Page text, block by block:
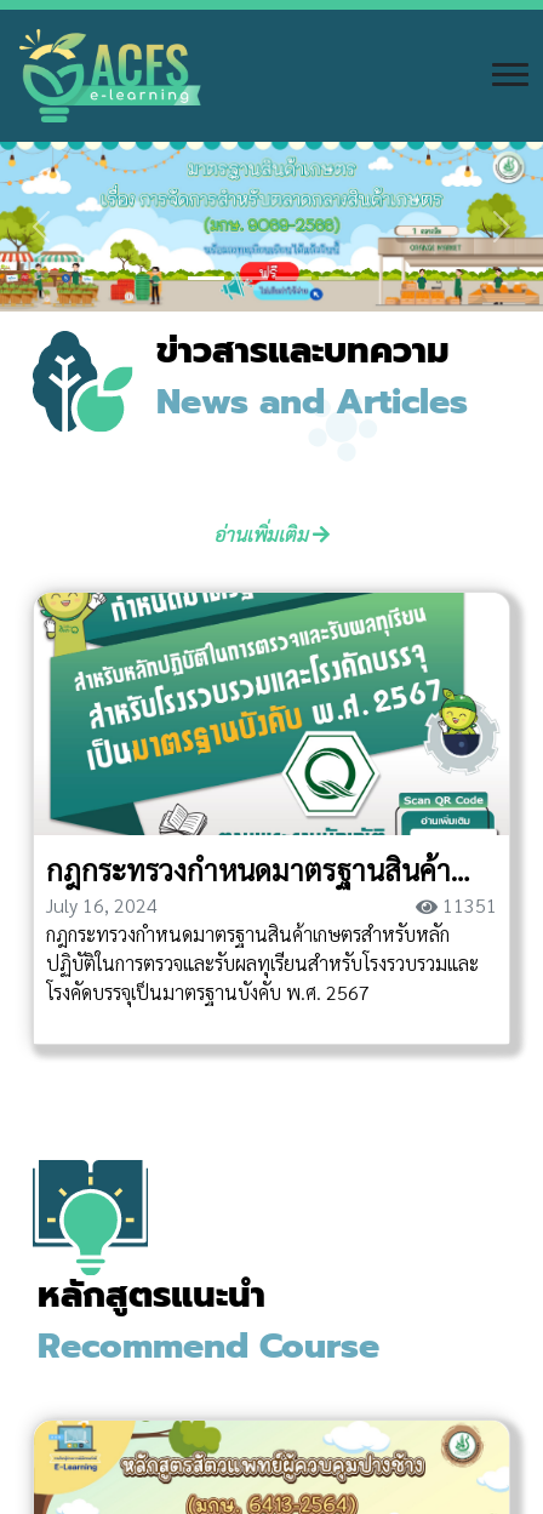
Previous Next
ข่าวสารและบทความ
News and Articles
อ่านเพิ่มเติม
กฎกระทรวงกำหนดมาตรฐานสินค้า
เกษตรสำหรับหลักปฏิบัติในการตรวจ
และรับผลทุเรียนสำหรับโ...
July 16, 2024
11351
กฎกระทรวงกำหนดมาตรฐานสินค้าเกษตรสำหรับหลัก
ปฏิบัติในการตรวจและรับผลทุเรียนสำหรับโรงรวบรวมและ
โรงคัดบรรจุเป็นมาตรฐานบังคับ พ.ศ. 2567
หลักสูตรแนะนำ
Recommend Course